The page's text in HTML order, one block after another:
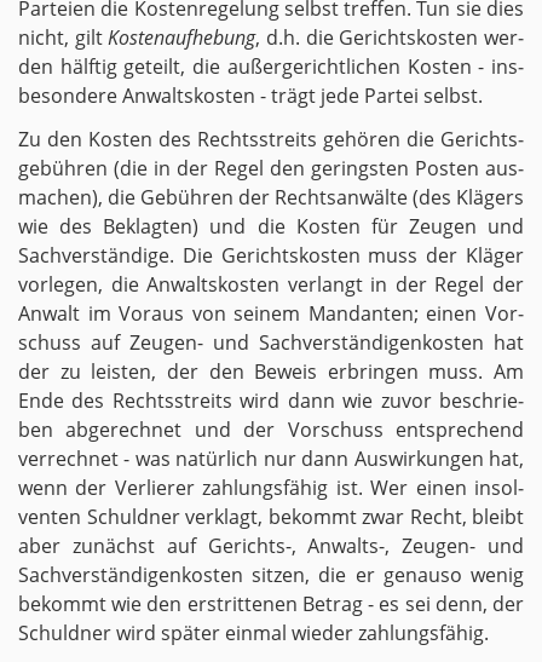
Par­tei­en die Kos­ten­re­ge­lung selbst tref­fen. Tun sie dies
nicht, giltKos­ten­auf­he­bung, d.h. die Ge­richts­kos­ten wer­
den hälf­tig ge­teilt, die au­ßer­ge­richt­li­chen Kos­ten - ins­
be­son­de­re An­walts­kos­ten - trägt jede Par­tei selbst.
Zu den Kos­ten des Rechts­streits ge­hö­ren die Ge­richts­
ge­büh­ren (die in der Regel den ge­rings­ten Pos­ten aus­
ma­chen), die Ge­büh­ren der Rechts­an­wäl­te (des Klä­gers
wie des Be­klag­ten) und die Kos­ten für Zeu­gen und
Sach­ver­stän­di­ge. Die Ge­richts­kos­ten muss der Klä­ger
vor­le­gen, die An­walts­kos­ten ver­langt in der Regel der
An­walt im Vor­aus von sei­nem Man­dan­ten; einen Vor­
schuss auf Zeu­gen- und Sach­ver­stän­di­gen­kos­ten hat
der zu leis­ten, der den Be­weis er­brin­gen muss. Am
Ende des Rechts­streits wird dann wie zuvor be­schrie­
ben ab­ge­rech­net und der Vor­schuss ent­spre­chend
ver­rech­net - was na­tür­lich nur dann Aus­wir­kun­gen hat,
wenn der Ver­lie­rer zah­lungs­fä­hig ist. Wer einen in­sol­
ven­ten Schuld­ner ver­klagt, be­kommt zwar Recht, bleibt
aber zu­nächst auf Ge­richts-, An­walts-, Zeu­gen- und
Sach­ver­stän­di­gen­kos­ten sit­zen, die er ge­nau­so wenig
be­kommt wie den er­strit­te­nen Be­trag - es sei denn, der
Schuld­ner wird spä­ter ein­mal wie­der zah­lungs­fä­hig.